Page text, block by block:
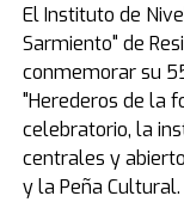
Un ministerio de
A propósito de
Enenche, médico
conmovido por el
vez aquí y me
Dios se está
El Instituto de
Sarmiento" de
conmemorar su
"Herederos de la
celebratorio, la
centrales y
y la Peña Cultural.